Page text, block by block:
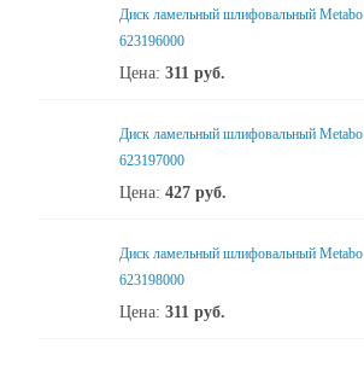
Диск ламельный шлифовальный Metabo
623196000
Цена: 311 руб.
Диск ламельный шлифовальный Metabo
623197000
Цена: 427 руб.
Диск ламельный шлифовальный Metabo
623198000
Цена: 311 руб.